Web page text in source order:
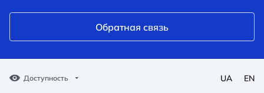
Обратная связь
Доступность UA EN